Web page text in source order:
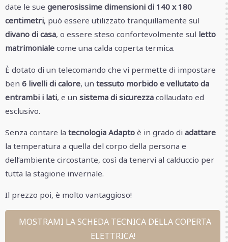
date le sue generosissime dimensioni di 140 x 180
centimetri, può essere utilizzato tranquillamente sul
divano di casa, o essere steso confortevolmente sul letto
matrimoniale come una calda coperta termica.
È dotato di un telecomando che vi permette di impostare
ben 6 livelli di calore, un tessuto morbido e vellutato da
entrambi i lati, e un sistema di sicurezza collaudato ed
esclusivo.
Senza contare la tecnologia Adapto è in grado di adattare
la temperatura a quella del corpo della persona e
dell’ambiente circostante, così da tenervi al calduccio per
tutta la stagione invernale.
Il prezzo poi, è molto vantaggioso!
MOSTRAMI LA SCHEDA TECNICA DELLA COPERTA
ELETTRICA!